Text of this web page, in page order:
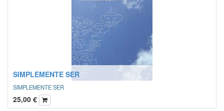
SIMPLEMENTE SER
SIMPLEMENTE SER
25,00 €